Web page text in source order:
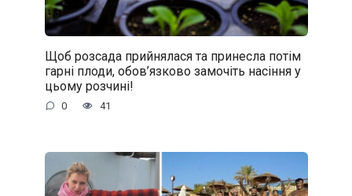
Щоб розсада прийнялася та принесла потім
гарні плоди, обов’язково замочіть насіння у
цьому розчині!
0 41